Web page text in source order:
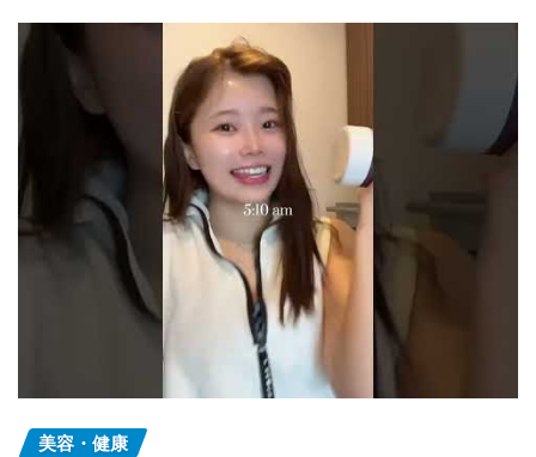
美容・健康